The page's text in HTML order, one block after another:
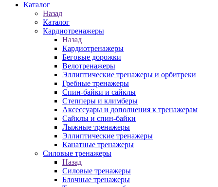
Каталог
Назад
Каталог
Кардиотренажеры
Назад
Кардиотренажеры
Беговые дорожки
Велотренажеры
Эллиптические тренажеры и орбитреки
Гребные тренажеры
Спин-байки и сайклы
Степперы и климберы
Аксессуары и дополнения к тренажерам
Сайклы и спин-байки
Лыжные тренажеры
Эллиптические тренажеры
Канатные тренажеры
Силовые тренажеры
Назад
Силовые тренажеры
Блочные тренажеры